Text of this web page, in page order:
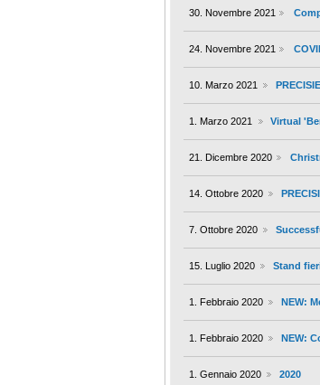
30. Novembre 2021
24. Novembre 2021
10. Marzo 2021
1. Marzo 2021 Virtual
21. Dicembre 2020
14. Ottobre 2020
7. Ottobre 2020
15. Luglio 2020 Stand
1. Febbraio 2020 NEW:
1. Febbraio 2020 NEW:
1. Gennaio 2020 2020